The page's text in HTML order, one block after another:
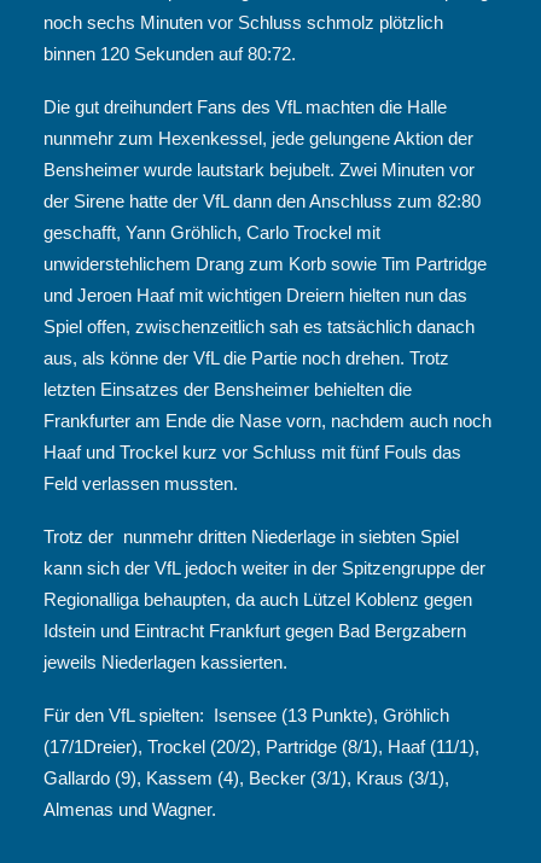
noch sechs Minuten vor Schluss schmolz plötzlich
binnen 120 Sekunden auf 80:72.
Die gut dreihundert Fans des VfL machten die Halle
nunmehr zum Hexenkessel, jede gelungene Aktion der
Bensheimer wurde lautstark bejubelt. Zwei Minuten vor
der Sirene hatte der VfL dann den Anschluss zum 82:80
geschafft, Yann Gröhlich, Carlo Trockel mit
unwiderstehlichem Drang zum Korb sowie Tim Partridge
und Jeroen Haaf mit wichtigen Dreiern hielten nun das
Spiel offen, zwischenzeitlich sah es tatsächlich danach
aus, als könne der VfL die Partie noch drehen. Trotz
letzten Einsatzes der Bensheimer behielten die
Frankfurter am Ende die Nase vorn, nachdem auch noch
Haaf und Trockel kurz vor Schluss mit fünf Fouls das
Feld verlassen mussten.
Trotz der nunmehr dritten Niederlage in siebten Spiel
kann sich der VfL jedoch weiter in der Spitzengruppe der
Regionalliga behaupten, da auch Lützel Koblenz gegen
Idstein und Eintracht Frankfurt gegen Bad Bergzabern
jeweils Niederlagen kassierten.
Für den VfL spielten: Isensee (13 Punkte), Gröhlich
(17/1Dreier), Trockel (20/2), Partridge (8/1), Haaf (11/1),
Gallardo (9), Kassem (4), Becker (3/1), Kraus (3/1),
Almenas und Wagner.